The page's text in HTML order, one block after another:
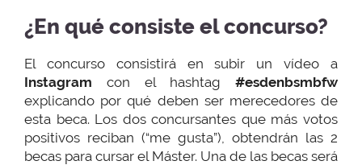
¿En qué consiste el concurso?
El concurso consistirá en subir un vídeo a
Instagram con el hashtag #esdenbsmbfw
explicando por qué deben ser merecedores de
esta beca. Los dos concursantes que más votos
positivos reciban (“me gusta”), obtendrán las 2
becas para cursar el Máster. Una de las becas será